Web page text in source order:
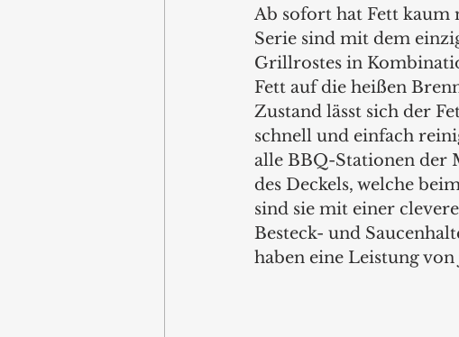
Ab sofort hat Fett kaum
Serie sind mit dem
Grillrostes in
Fett auf die heißen
Zustand lässt sich der
schnell und einfach
alle BBQ-Stationen der
des Deckels, welche
sind sie mit einer
Besteck- und
haben eine Leistung von